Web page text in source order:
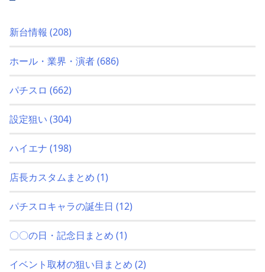
新台情報 (208)
ホール・業界・演者(686)
パチスロ (662)
設定狙い (304)
ハイエナ (198)
店長カスタムまとめ (1)
パチスロキャラの誕生日 (12)
〇〇の日・記念日まとめ (1)
イベント取材の狙い目まとめ (2)